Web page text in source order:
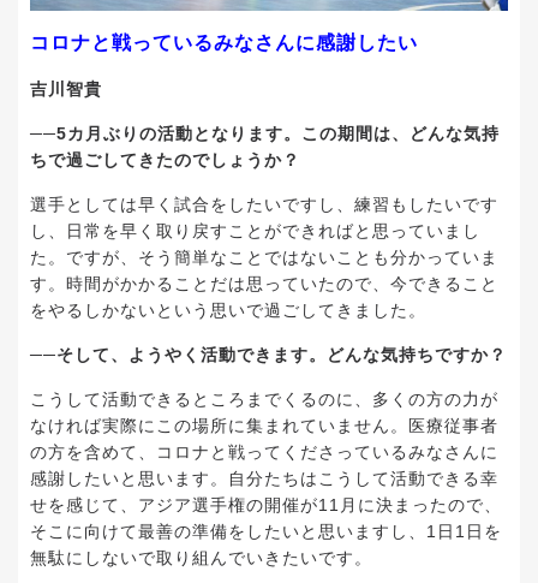
コロナと戦っているみなさんに感謝したい
吉川智貴
──5カ月ぶりの活動となります。この期間は、どんな気持
ちで過ごしてきたのでしょうか？
選手としては早く試合をしたいですし、練習もしたいです
し、日常を早く取り戻すことができればと思っていまし
た。ですが、そう簡単なことではないことも分かっていま
す。時間がかかることだは思っていたので、今できること
をやるしかないという思いで過ごしてきました。
──そして、ようやく活動できます。どんな気持ちですか？
こうして活動できるところまでくるのに、多くの方の力が
なければ実際にこの場所に集まれていません。医療従事者
の方を含めて、コロナと戦ってくださっているみなさんに
感謝したいと思います。自分たちはこうして活動できる幸
せを感じて、アジア選手権の開催が11月に決まったので、
そこに向けて最善の準備をしたいと思いますし、1日1日を
無駄にしないで取り組んでいきたいです。